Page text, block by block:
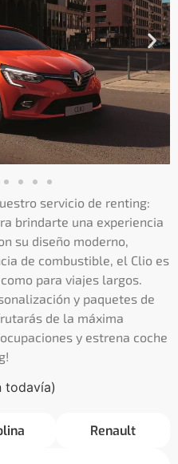
servicio de renting:
brindarte una experiencia
su diseño moderno,
de combustible, el Clio es
para viajes largos.
y paquetes de
de la máxima
y estrena coche
todavía)
Renault